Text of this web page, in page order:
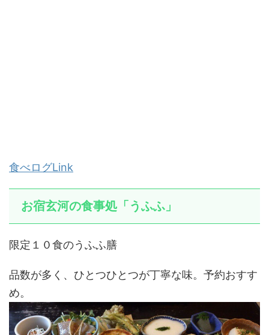
食べログLink
お宿玄河の食事処「うふふ」
限定１０食のうふふ膳
品数が多く、ひとつひとつが丁寧な味。予約おすす
め。